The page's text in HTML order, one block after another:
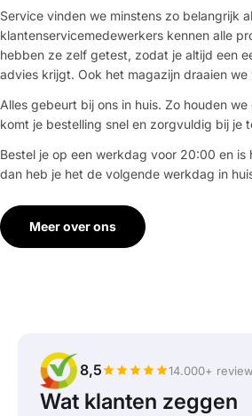
Service vinden we minstens zo belangrijk
klantenservicemedewerkers kennen alle
hebben ze zelf getest, zodat je altijd een
advies krijgt. Ook het magazijn draaien we
Alles gebeurt bij ons in huis. Zo houden
komt je bestelling snel en zorgvuldig bij je
Bestel je op een werkdag voor 20:00 en
dan heb je het de volgende werkdag in
Meer over ons
8,5 14.000+
Wat klanten zeggen